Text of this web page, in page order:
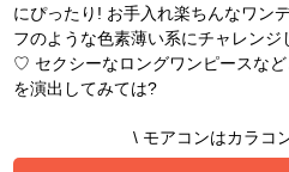
にぴったり! お手入れ楽ちんなワン
フのような色素薄い系にチャレン
♡ セクシーなロングワンピースな
を演出してみては?
\ モアコンはカラコ